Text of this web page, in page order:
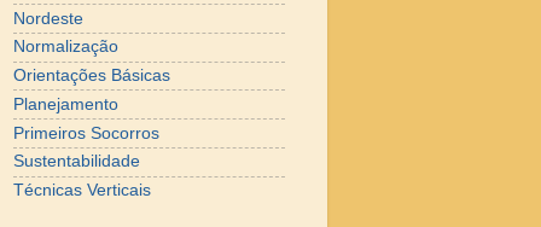
Nordeste
Normalização
Orientações Básicas
Planejamento
Primeiros Socorros
Sustentabilidade
Técnicas Verticais